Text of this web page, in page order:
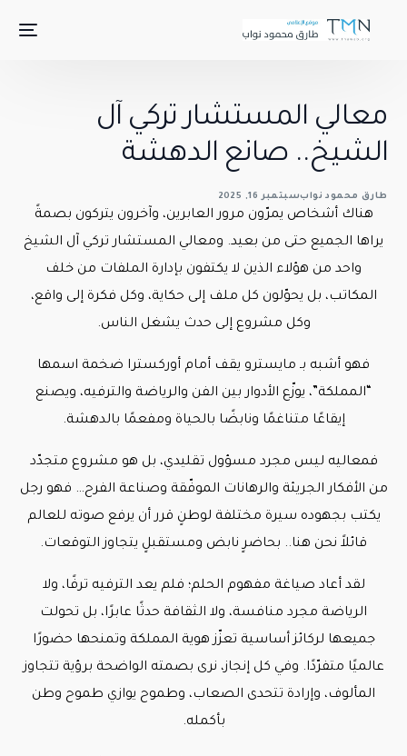
معالي المستشار تركي آل
الشيخ.. صانع الدهشة
طارق محمود نوابسبتمبر 16, 2025
هناك أشخاص يمرّون مرور العابرين، وآخرون يتركون بصمةً
يراها الجميع حتى من بعيد. ومعالي المستشار تركي آل الشيخ
واحد من هؤلاء الذين لا يكتفون بإدارة الملفات من خلف
المكاتب، بل يحوّلون كل ملف إلى حكاية، وكل فكرة إلى واقع،
وكل مشروع إلى حدث يشغل الناس.
فهو أشبه بـ مايسترو يقف أمام أوركسترا ضخمة اسمها
“المملكة”، يوزّع الأدوار بين الفن والرياضة والترفيه، ويصنع
إيقاعًا متناغمًا ونابضًا بالحياة ومفعمًا بالدهشة.
فمعاليه ليس مجرد مسؤول تقليدي، بل هو مشروع متجدّد
من الأفكار الجريئة والرهانات الموفّقة وصناعة الفرح… فهو رجل
يكتب بجهوده سيرة مختلفة لوطنٍ قرر أن يرفع صوته للعالم
قائلاً نحن هنا.. بحاضرٍ نابض ومستقبلٍ يتجاوز التوقعات.
لقد أعاد صياغة مفهوم الحلم؛ فلم يعد الترفيه ترفًا، ولا
الرياضة مجرد منافسة، ولا الثقافة حدثًا عابرًا، بل تحولت
جميعها لركائز أساسية تعزّز هوية المملكة وتمنحها حضورًا
عالميًا متفرّدًا. وفي كل إنجاز، نرى بصمته الواضحة برؤية تتجاوز
المألوف، وإرادة تتحدى الصعاب، وطموح يوازي طموح وطن
بأكمله.